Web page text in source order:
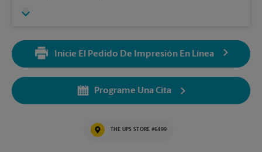
Viernes
Domingo
Sin Recolección
Lunes
6:30 PM
Martes
6:30 PM
Inicie El Pedido De Impresión En Línea
Programe Una Cita
THE UPS STORE #6499